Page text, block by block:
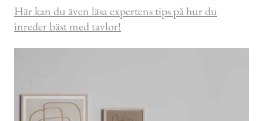
Här kan du även läsa expertens tips på hur du
inreder bäst med tavlor!